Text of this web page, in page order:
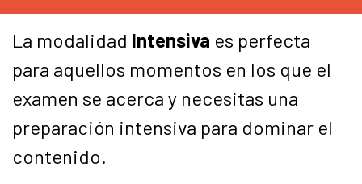
La modalidad Intensiva es perfecta
para aquellos momentos en los que el
examen se acerca y necesitas una
preparación intensiva para dominar el
contenido.